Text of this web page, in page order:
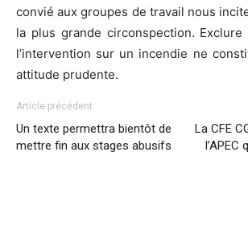
convié aux groupes de travail nous
la plus grande circonspection.
l’intervention sur un incendie ne
attitude prudente.
Article précédent
Un texte permettra bientôt de
mettre fin aux stages abusifs
La CFE
l’APEC